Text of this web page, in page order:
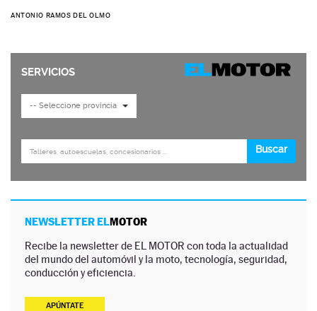
ANTONIO RAMOS DEL OLMO
NEWSLETTER ELMOTOR
Recibe la newsletter de EL MOTOR con toda la actualidad
del mundo del automóvil y la moto, tecnología, seguridad,
conducción y eficiencia.
APÚNTATE